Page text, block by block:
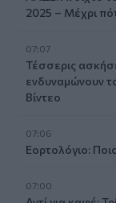
2025 – Μέχρι
07:07
Τέσσερις
ενδυναμώνουν
Βίντεο
07:06
Εορτολόγιο:
07:00